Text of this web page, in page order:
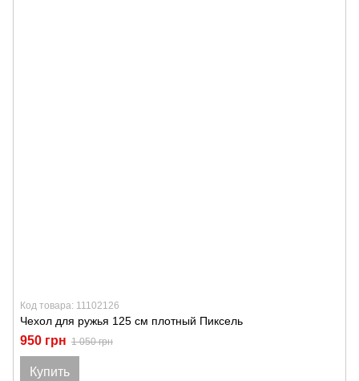
Код товара: 11102126
Чехол для ружья 125 см плотный Пиксель
950 грн 1 050 грн
Купить